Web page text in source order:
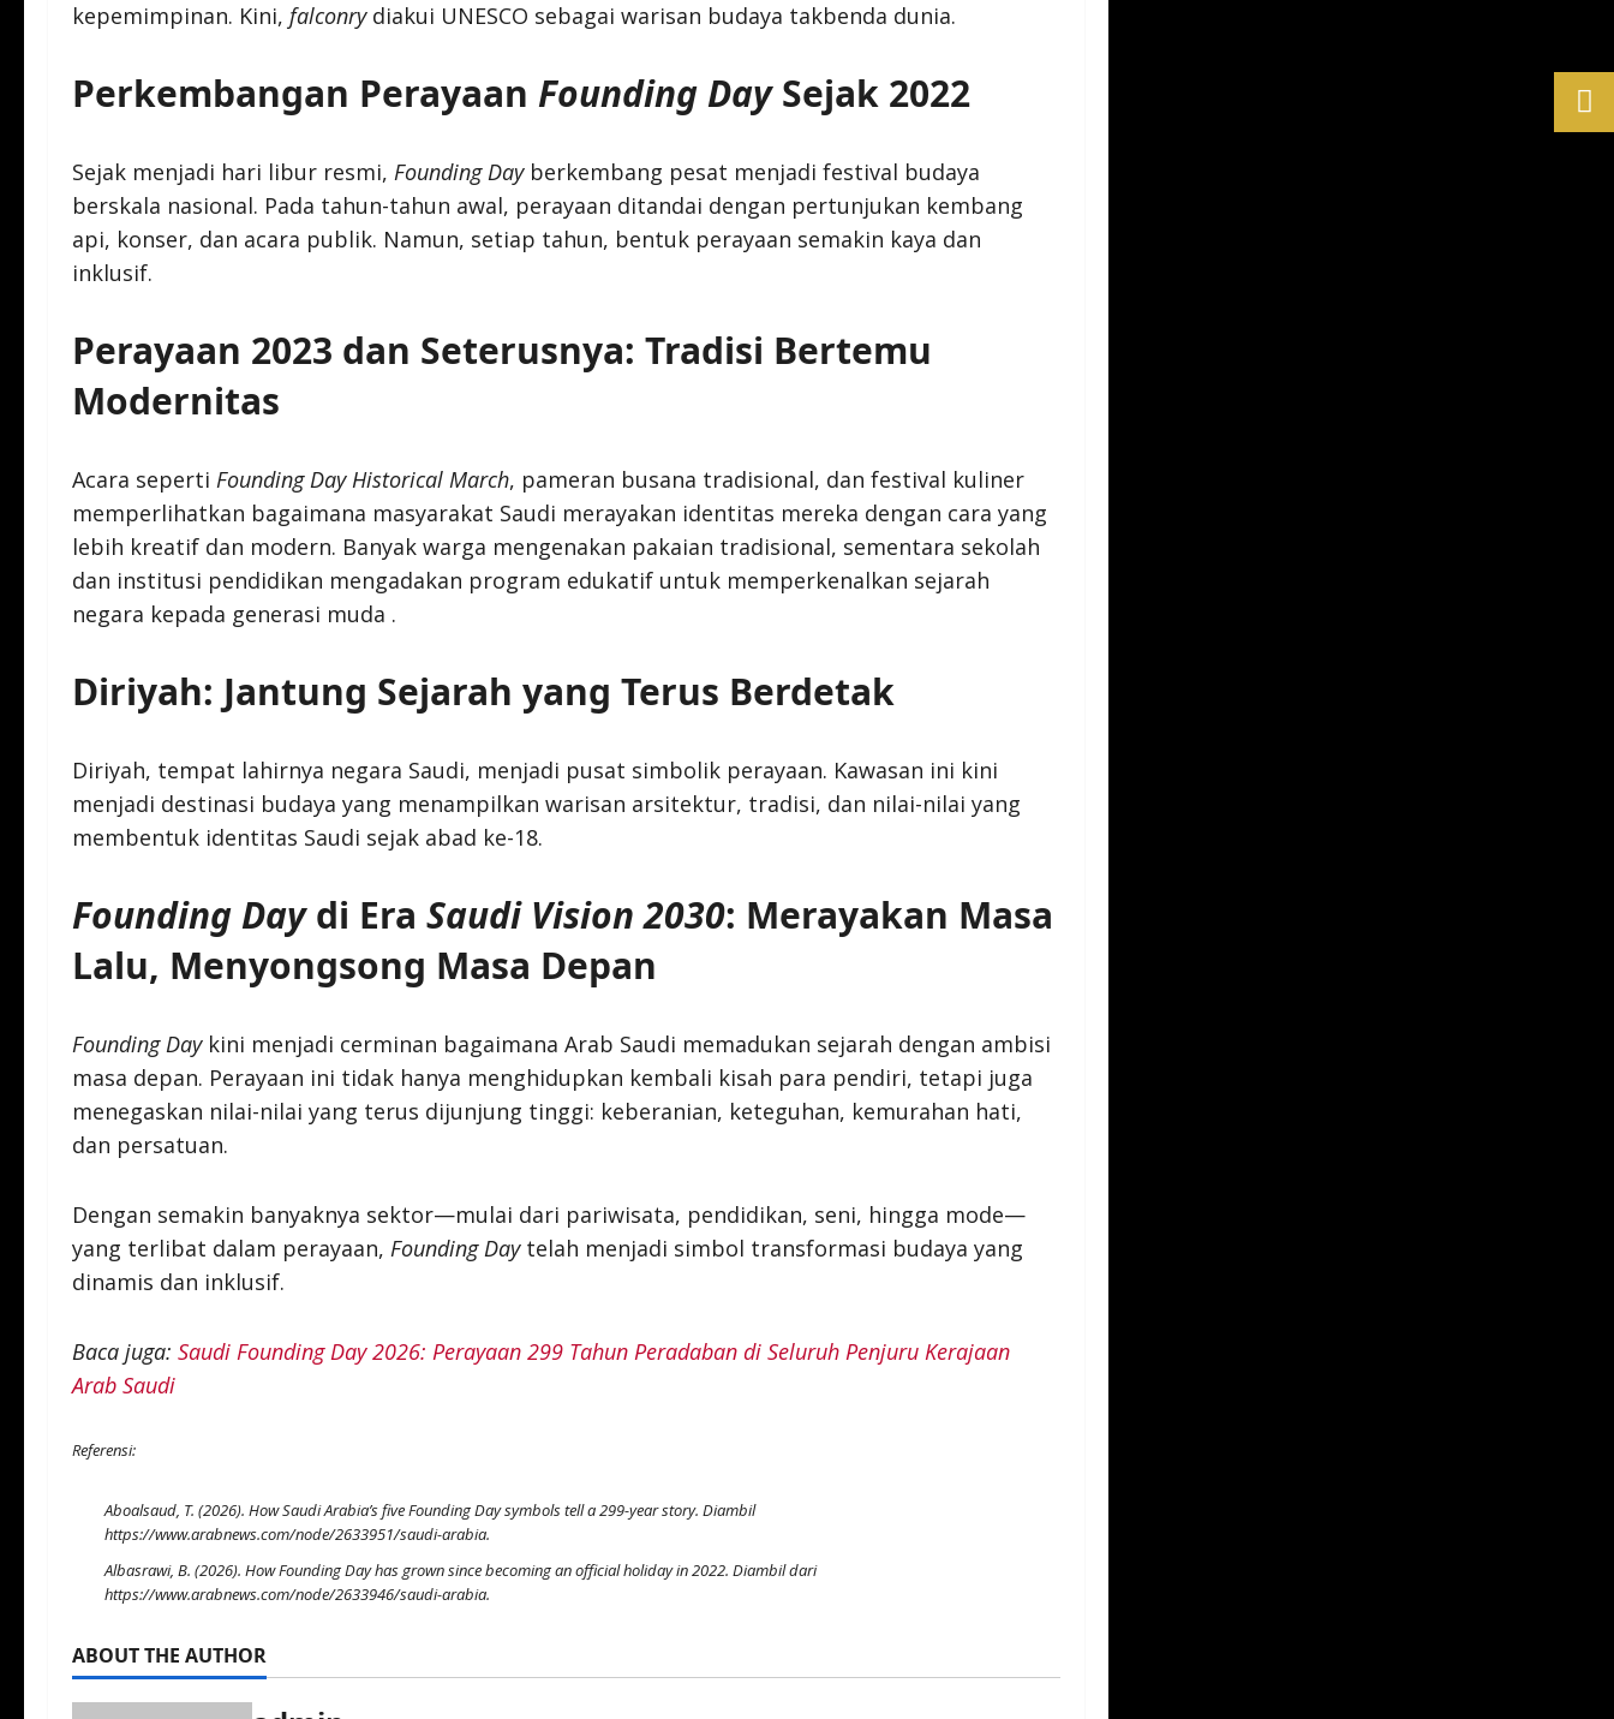
kepemimpinan. Kini, falconrydiakui UNESCO sebagai warisan budaya takbenda dunia.
Perkembangan Perayaan Founding DaySejak 2022
Sejak menjadi hari libur resmi, Founding Day berkembang pesat menjadi festival budaya
berskala nasional. Pada tahun-tahun awal, perayaan ditandai dengan pertunjukan kembang
api, konser, dan acara publik. Namun, setiap tahun, bentuk perayaan semakin kaya dan
inklusif.
Perayaan 2023 dan Seterusnya: Tradisi Bertemu
Modernitas
Acara seperti Founding Day Historical March, pameran busana tradisional, dan festival kuliner
memperlihatkan bagaimana masyarakat Saudi merayakan identitas mereka dengan cara yang
lebih kreatif dan modern. Banyak warga mengenakan pakaian tradisional, sementara sekolah
dan institusi pendidikan mengadakan program edukatif untuk memperkenalkan sejarah
negara kepada generasi muda .
Diriyah: Jantung Sejarah yang Terus Berdetak
Diriyah, tempat lahirnya negara Saudi, menjadi pusat simbolik perayaan. Kawasan ini kini
menjadi destinasi budaya yang menampilkan warisan arsitektur, tradisi, dan nilai-nilai yang
membentuk identitas Saudi sejak abad ke-18.
Founding Daydi Era Saudi Vision 2030: Merayakan Masa
Lalu, Menyongsong Masa Depan
Founding Daykini menjadi cerminan bagaimana Arab Saudi memadukan sejarah dengan ambisi
masa depan. Perayaan ini tidak hanya menghidupkan kembali kisah para pendiri, tetapi juga
menegaskan nilai-nilai yang terus dijunjung tinggi: keberanian, keteguhan, kemurahan hati,
dan persatuan.
Dengan semakin banyaknya sektor—mulai dari pariwisata, pendidikan, seni, hingga mode—
yang terlibat dalam perayaan, Founding Day telah menjadi simbol transformasi budaya yang
dinamis dan inklusif.
Baca juga: Saudi Founding Day 2026: Perayaan 299 Tahun Peradaban di Seluruh Penjuru Kerajaan
Arab Saudi
Referensi:
Aboalsaud, T. (2026). How Saudi Arabia’s five Founding Day symbols tell a 299-year story. Diambil
https://www.arabnews.com/node/2633951/saudi-arabia.
Albasrawi, B. (2026). How Founding Day has grown since becoming an official holiday in 2022. Diambil dari
https://www.arabnews.com/node/2633946/saudi-arabia.
ABOUT THE AUTHOR